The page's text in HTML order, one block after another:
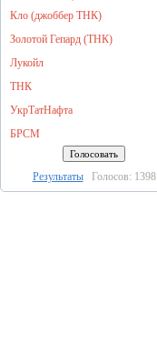
Кло (джоббер ТНК)
Золотой Гепард (ТНК)
Лукойл
ТНК
УкрТатНафта
БРСМ
РезультатыГолосов: 1398